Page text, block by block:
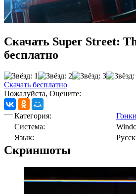
Скачать Super Street:
бесплатно
Скачать бесплатно
Пожалуйста, Оцените:
Категория: Гонки
Cистема:
Язык:
Скриншоты